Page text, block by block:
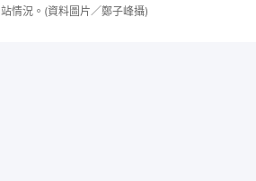
情況。(資料圖片／鄭子峰攝)